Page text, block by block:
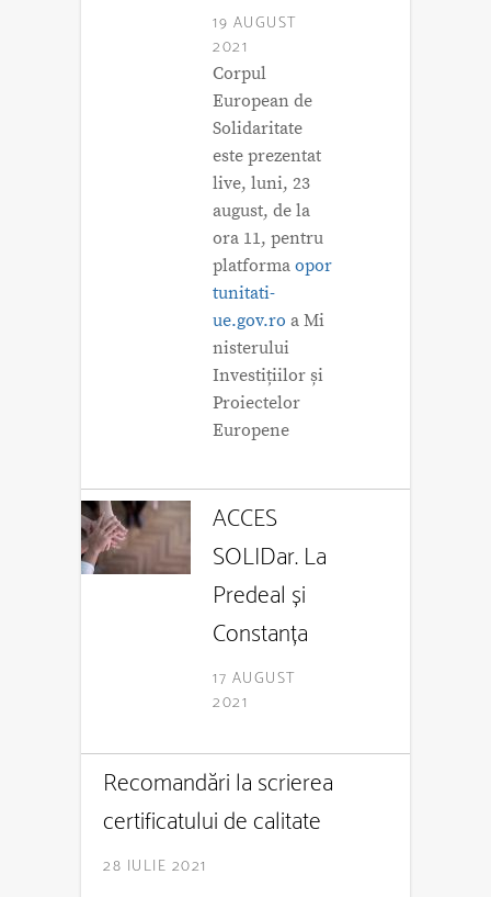
19 AUGUST
2021
Corpul
European de
Solidaritate
este prezentat
live, luni, 23
august, de la
ora 11, pentru
platforma opor
tunitati-
ue.gov.ro a Mi
nisterului
Investițiilor și
Proiectelor
Europene
ACCES
SOLIDar. La
Predeal și
Constanța
17 AUGUST
2021
Recomandări la scrierea
certificatului de calitate
28 IULIE 2021